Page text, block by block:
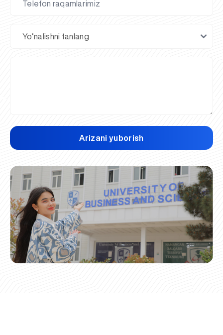
Arizani yuborish